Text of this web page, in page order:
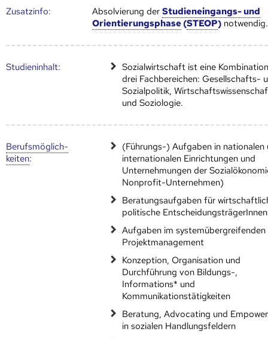
Zusatz­info:
Absolvierung derStudieneingangs- und
Orientierungsphase (STEOP) notwendig.
Studien­inhalt:
Sozialwirtschaft ist eine
drei Fachbereichen: Gesellschafts-
Sozialpolitik,
und Soziologie.
Berufs­möglich­
keiten:
(Führungs-) Aufgaben in nationalen
internationalen Einrichtungen und
Unternehmungen der
Nonprofit-Unternehmen)
Beratungsaufgaben für
politische EntscheidungsträgerInnen
Aufgaben im systemübergreifenden
Projektmanagement
Konzeption, Organisation und
Durchführung von Bildungs-,
Informations* und
Kommunikationstätigkeiten
Beratung, Advocating und
in sozialen Handlungsfeldern